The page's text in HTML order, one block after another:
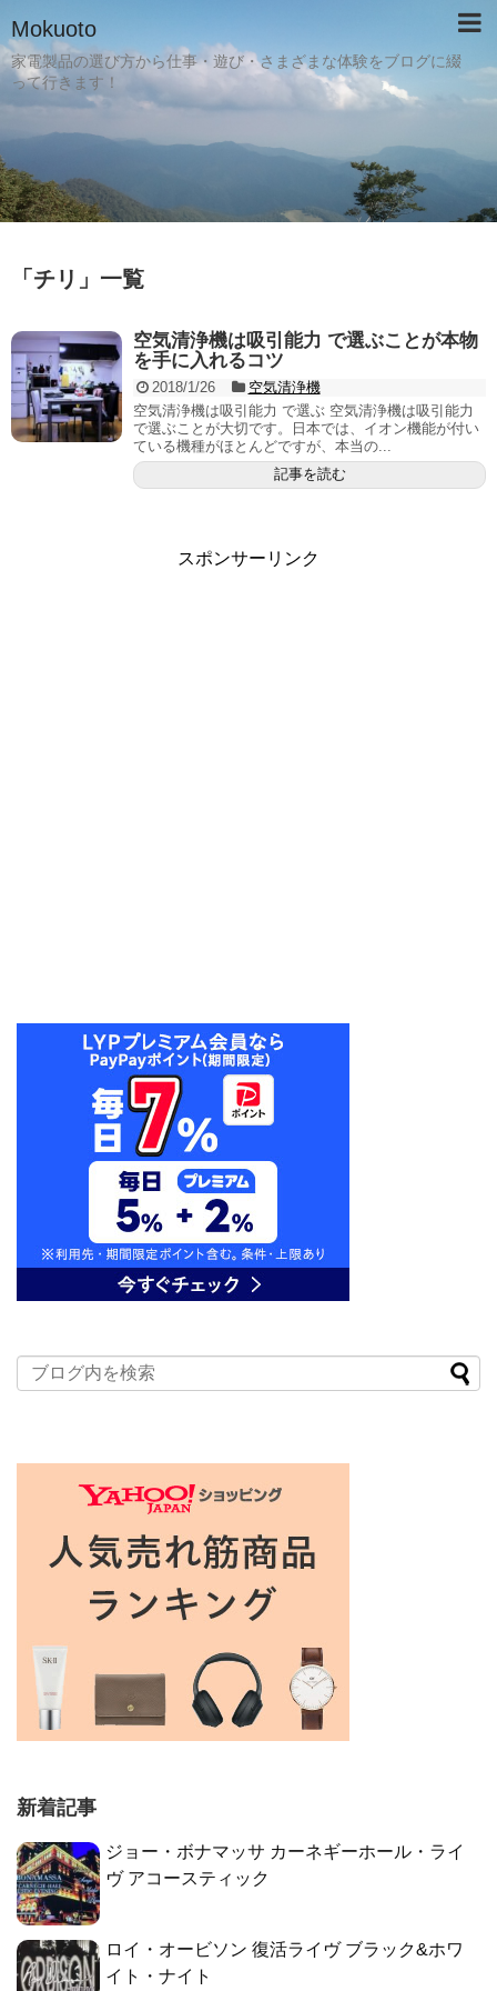
Mokuoto
家電製品の選び方から仕事・遊び・さまざまな体験をブログに綴
って行きます！
「 チリ 」 一覧
空気清浄機は吸引能力 で選ぶことが本物
を手に入れるコツ
2018/1/26
空気清浄機
空気清浄機は吸引能力 で選ぶ 空気清浄機は吸引能力
で選ぶことが大切です。日本では、イオン機能が付い
ている機種がほとんどですが、本当の...
記事を読む
スポンサーリンク
新着記事
ジョー・ボナマッサ カーネギーホール・ライ
ヴ アコースティック
ロイ・オービソン 復活ライヴ ブラック&ホワ
イト・ナイト